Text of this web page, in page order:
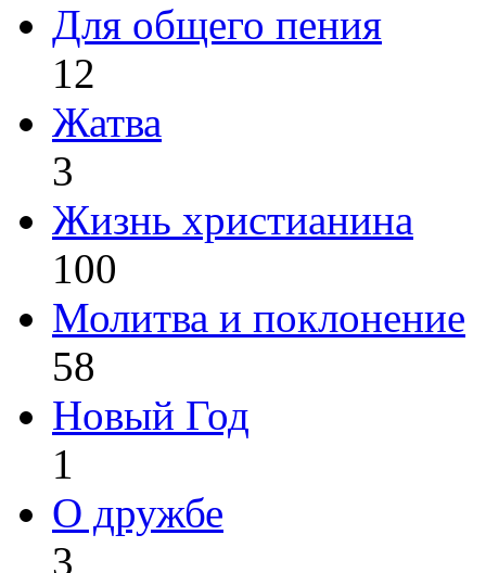
Для общего пения
12
Жатва
3
Жизнь христианина
100
Молитва и поклонение
58
Новый Год
1
О дружбе
3